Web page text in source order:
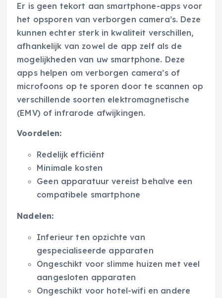
Er is geen tekort aan smartphone-apps voor
het opsporen van verborgen camera’s. Deze
kunnen echter sterk in kwaliteit verschillen,
afhankelijk van zowel de app zelf als de
mogelijkheden van uw smartphone. Deze
apps helpen om verborgen camera’s of
microfoons op te sporen door te scannen op
verschillende soorten elektromagnetische
(EMV) of infrarode afwijkingen.
Voordelen:
Redelijk efficiënt
Minimale kosten
Geen apparatuur vereist behalve een
compatibele smartphone
Nadelen:
Inferieur ten opzichte van
gespecialiseerde apparaten
Ongeschikt voor slimme huizen met veel
aangesloten apparaten
Ongeschikt voor hotel-wifi en andere